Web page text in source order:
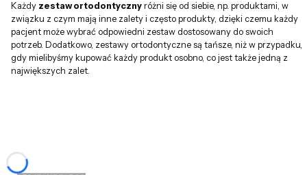
Każdy zestaw ortodontyczny różni się od siebie, np. produktami, w
związku z czym mają inne zalety i często produkty, dzięki czemu każdy
pacjent może wybrać odpowiedni zestaw dostosowany do swoich
potrzeb. Dodatkowo, zestawy ortodontyczne są tańsze, niż w przypadku,
gdy mielibyśmy kupować każdy produkt osobno, co jest także jedną z
największych zalet.